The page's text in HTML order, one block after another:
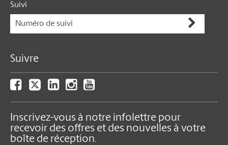
Suivi
Suivre
Inscrivez-vous à notre infolettre pour
recevoir des offres et des nouvelles à votre
boîte de réception.